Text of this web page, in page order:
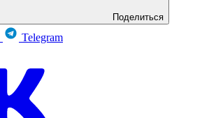
Поделиться
Telegram